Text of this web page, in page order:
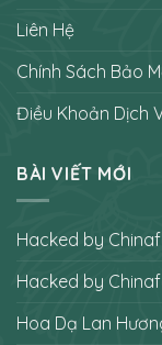
Liên Hệ
Chính Sách Bảo
Điều Khoản Dịch
BÀI VIẾT MỚI
Hacked by
Hacked by
Hoa Dạ Lan